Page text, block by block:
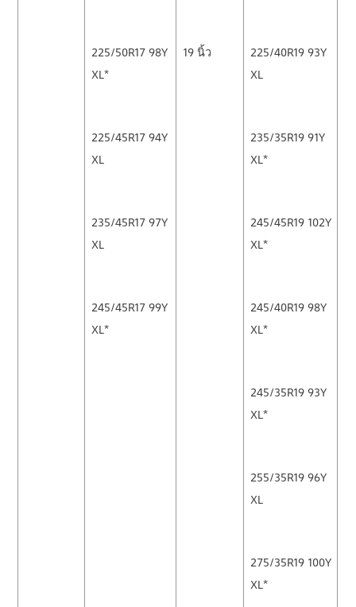
225/50R17 98Y
XL*
19 นิ้ว
225/40R19 93Y
XL
225/45R17 94Y
XL
235/35R19 91Y
XL*
235/45R17 97Y
XL
245/45R19 102Y
XL*
245/45R17 99Y
XL*
245/40R19 98Y
XL*
245/35R19 93Y
XL*
255/35R19 96Y
XL
275/35R19 100Y
XL*